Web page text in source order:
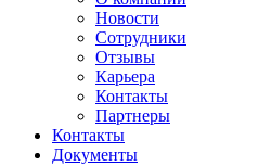
Новости
Сотрудники
Отзывы
Карьера
Контакты
Партнеры
Контакты
Документы